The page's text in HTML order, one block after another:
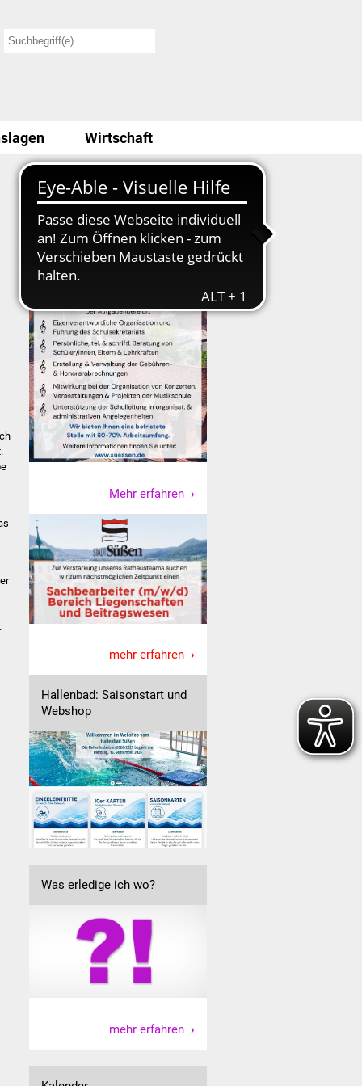
Wirtschaft
Stellenausschreibung
Mehr erfahren
mehr erfahren
Hallenbad: Saisonstart und
Webshop
Was erledige ich wo?
mehr erfahren